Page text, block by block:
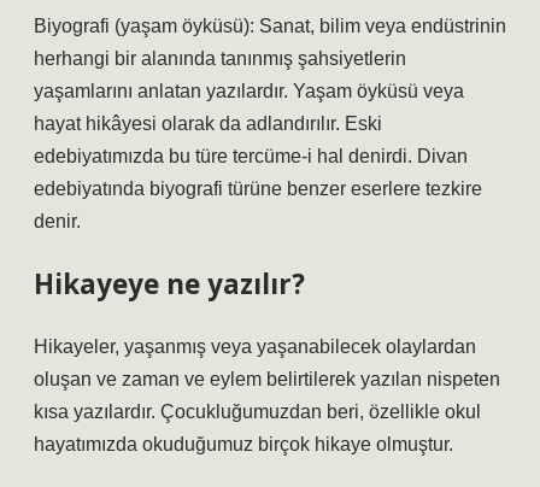
Biyografi (yaşam öyküsü): Sanat, bilim veya endüstrinin
herhangi bir alanında tanınmış şahsiyetlerin
yaşamlarını anlatan yazılardır. Yaşam öyküsü veya
hayat hikâyesi olarak da adlandırılır. Eski
edebiyatımızda bu türe tercüme-i hal denirdi. Divan
edebiyatında biyografi türüne benzer eserlere tezkire
denir.
Hikayeye ne yazılır?
Hikayeler, yaşanmış veya yaşanabilecek olaylardan
oluşan ve zaman ve eylem belirtilerek yazılan nispeten
kısa yazılardır. Çocukluğumuzdan beri, özellikle okul
hayatımızda okuduğumuz birçok hikaye olmuştur.